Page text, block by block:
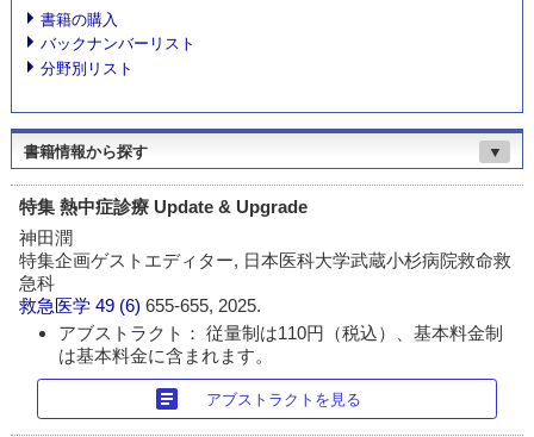
書籍の購入
バックナンバーリスト
分野別リスト
書籍情報から探す ▼
特集 熱中症診療 Update & Upgrade
神田潤
特集企画ゲストエディター, 日本医科大学武蔵小杉病院救命救
急科
救急医学 49 (6)655-655, 2025.
アブストラクト： 従量制は110円（税込）、基本料金制
は基本料金に含まれます。
article アブストラクトを見る